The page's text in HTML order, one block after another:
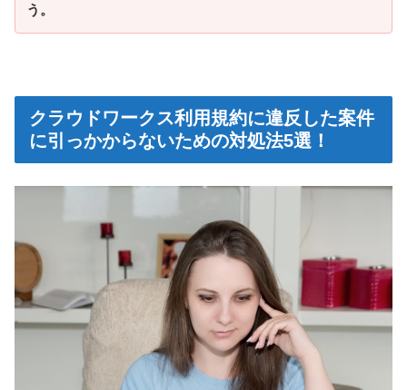
う。
クラウドワークス利用規約に違反した案件
に引っかからないための対処法5選！